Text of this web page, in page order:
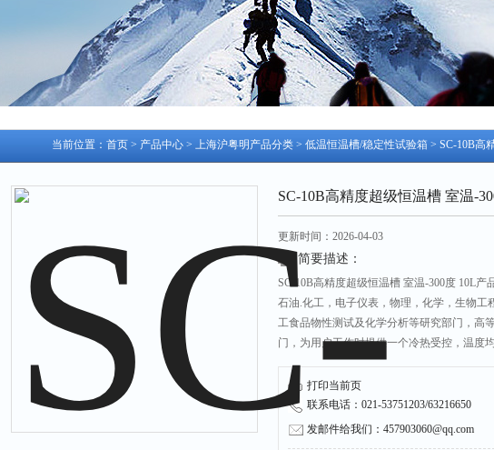
当前位置： 首页 > 产品中心 > 上海沪粤明产品分类 > 低温恒温槽/稳定性试验箱 > SC-10B高
SC-10B高精度超级恒温槽 室温-
更新时间：2026-04-03
简要描述：
SC-10B高精度超级恒温槽 室温-300度 10L
石油.化工，电子仪表，物理，化学，生物工
工食品物性测试及化学分析等研究部门，高
门，为用户工作时提供一个冷热受控，温度
或生产的产品进行恒定温度实验或测试，也
加热或制冷的热源或冷源。
打印当前页
联系电话：021-53751203/63216650
发邮件给我们：457903060@qq.com